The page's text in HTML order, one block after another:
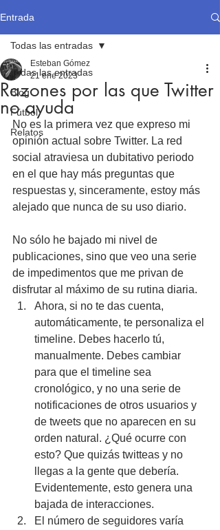
Entrada
Todas las entradas
Blog
Fútbol
Relatos
Todas las entradas
Razones por las que Twitter
no ayuda
Esteban Gómez
21 ene 2023
No es la primera vez que expreso mi
opinión actual sobre Twitter. La red
social atraviesa un dubitativo periodo
en el que hay más preguntas que
respuestas y, sinceramente, estoy más
alejado que nunca de su uso diario.
No sólo he bajado mi nivel de
publicaciones, sino que veo una serie
de impedimentos que me privan de
disfrutar al máximo de su rutina diaria.
Ahora, si no te das cuenta,
automáticamente, te personaliza el
timeline. Debes hacerlo tú,
manualmente. Debes cambiar
para que el timeline sea
cronológico, y no una serie de
notificaciones de otros usuarios y
de tweets que no aparecen en su
orden natural. ¿Qué ocurre con
esto? Que quizás twitteas y no
llegas a la gente que debería.
Evidentemente, esto genera una
bajada de interacciones.
El número de seguidores varía